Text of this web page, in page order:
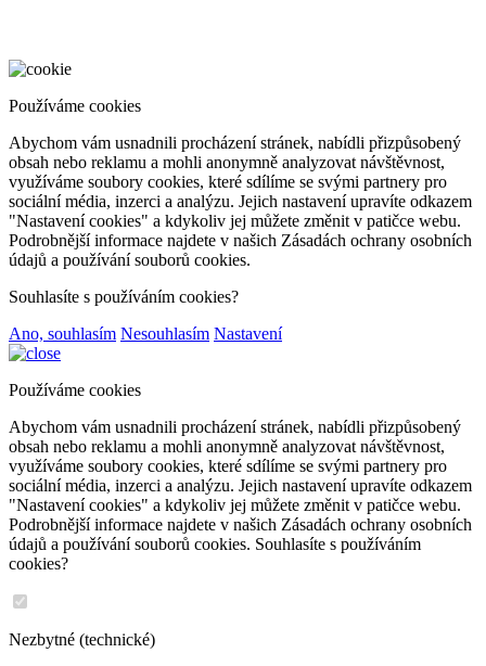
Používáme cookies
Abychom vám usnadnili procházení stránek, nabídli přizpůsobený
obsah nebo reklamu a mohli anonymně analyzovat návštěvnost,
využíváme soubory cookies, které sdílíme se svými partnery pro
sociální média, inzerci a analýzu. Jejich nastavení upravíte odkazem
"Nastavení cookies" a kdykoliv jej můžete změnit v patičce webu.
Podrobnější informace najdete v našich Zásadách ochrany osobních
údajů a používání souborů cookies.
Souhlasíte s používáním cookies?
Ano, souhlasím Nesouhlasím Nastavení
Používáme cookies
Abychom vám usnadnili procházení stránek, nabídli přizpůsobený
obsah nebo reklamu a mohli anonymně analyzovat návštěvnost,
využíváme soubory cookies, které sdílíme se svými partnery pro
sociální média, inzerci a analýzu. Jejich nastavení upravíte odkazem
"Nastavení cookies" a kdykoliv jej můžete změnit v patičce webu.
Podrobnější informace najdete v našich Zásadách ochrany osobních
údajů a používání souborů cookies. Souhlasíte s používáním
cookies?
Nezbytné (technické)